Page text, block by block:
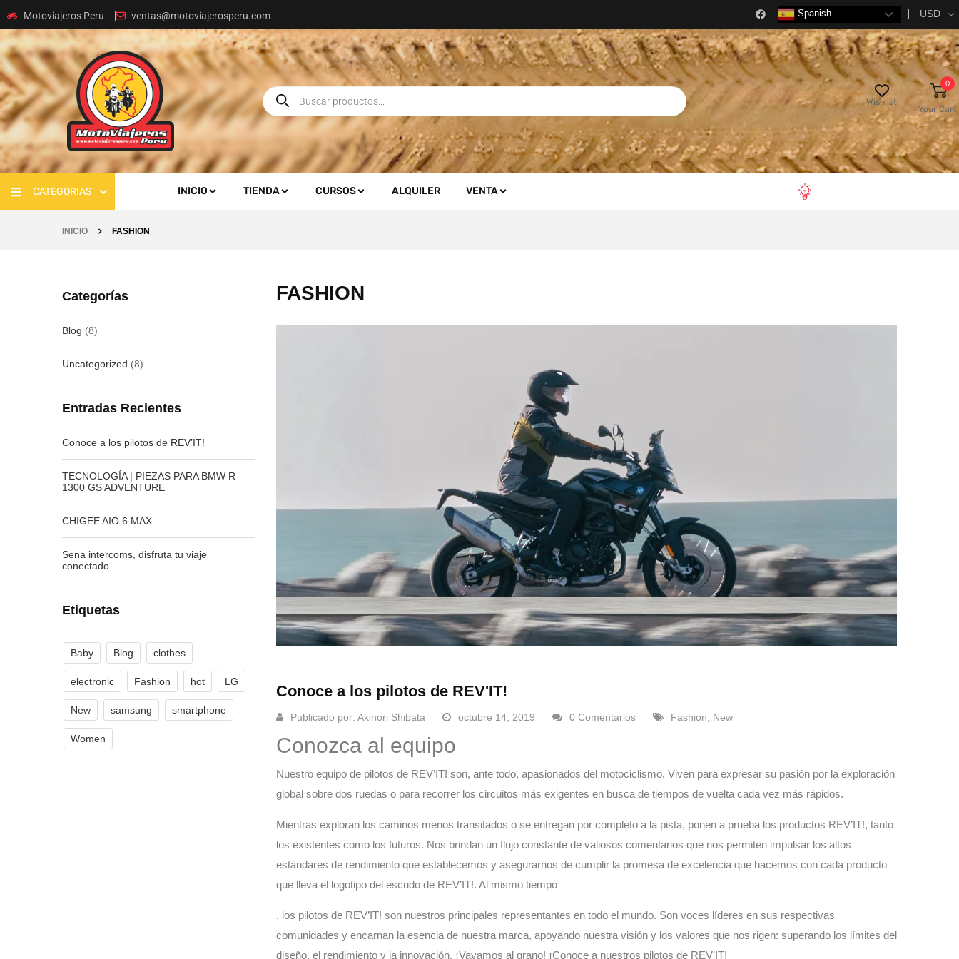
Motoviajeros Peru ventas@motoviajerosperu.com Spanish USD
Wishlist
0
Your Cart
CATEGORIAS INICIO TIENDA CURSOS ALQUILER VENTA
INICIO FASHION
Categorías
Blog (8)
Uncategorized (8)
Entradas Recientes
Conoce a los pilotos de REV’IT!
TECNOLOGÍA | PIEZAS PARA BMW R
1300 GS ADVENTURE
CHIGEE AIO 6 MAX
Sena intercoms, disfruta tu viaje
conectado
Etiquetas
Baby Blog clothes
electronic Fashion hot LG
New samsung smartphone
Women
FASHION
Conoce a los pilotos de REV'IT!
Publicado por: Akinori Shibata octubre 14, 2019 0 Comentarios Fashion New
Conozca al equipo
Nuestro equipo de pilotos de REV’IT! son, ante todo, apasionados del motociclismo. Viven para expresar su pasión por la exploración
global sobre dos ruedas o para recorrer los circuitos más exigentes en busca de tiempos de vuelta cada vez más rápidos.
Mientras exploran los caminos menos transitados o se entregan por completo a la pista, ponen a prueba los productos REV’IT!, tanto
los existentes como los futuros. Nos brindan un flujo constante de valiosos comentarios que nos permiten impulsar los altos
estándares de rendimiento que establecemos y asegurarnos de cumplir la promesa de excelencia que hacemos con cada producto
que lleva el logotipo del escudo de REV’IT!. Al mismo tiempo
, los pilotos de REV’IT! son nuestros principales representantes en todo el mundo. Son voces líderes en sus respectivas
comunidades y encarnan la esencia de nuestra marca, apoyando nuestra visión y los valores que nos rigen: superando los límites del
diseño, el rendimiento y la innovación. ¡Vayamos al grano! ¡Conoce a nuestros pilotos de REV’IT!